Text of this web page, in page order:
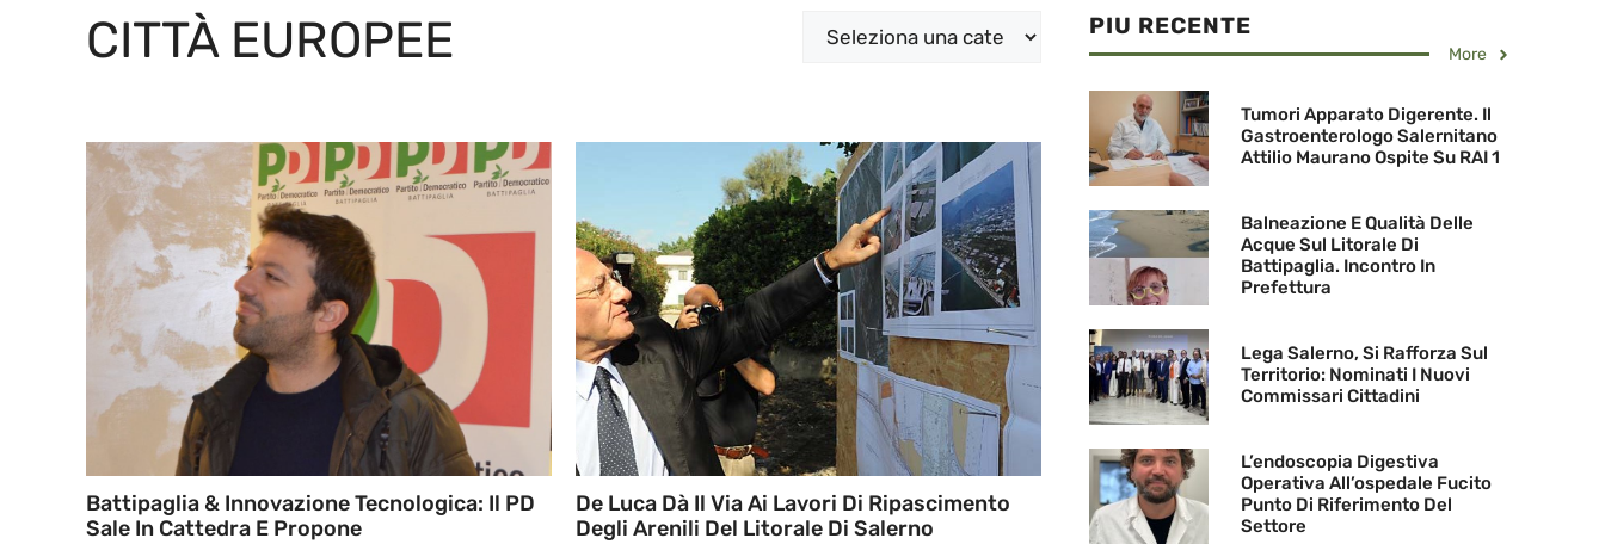
CITTÀ EUROPEE Categorie
Battipaglia & Innovazione Tecnologica: Il PD
Sale In Cattedra E Propone
De Luca Dà Il Via Ai Lavori Di Ripascimento
Degli Arenili Del Litorale Di Salerno
PIU RECENTE
More
Tumori Apparato Digerente. Il
Gastroenterologo Salernitano
Attilio Maurano Ospite Su RAI 1
Balneazione E Qualità Delle
Acque Sul Litorale Di
Battipaglia. Incontro In
Prefettura
Lega Salerno, Si Rafforza Sul
Territorio: Nominati I Nuovi
Commissari Cittadini
L’endoscopia Digestiva
Operativa All’ospedale Fucito
Punto Di Riferimento Del
Settore